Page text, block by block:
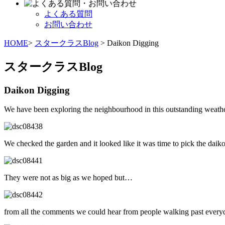
よくある質問
お問い合わせ
HOME> スタークラスBlog > Daikon Digging
スタークラスBlog
Daikon Digging
We have been exploring the neighbourhood in this outstanding
We checked the garden and it looked like it was time to pick the
They were not as big as we hoped but…
from all the comments we could hear from people walking past